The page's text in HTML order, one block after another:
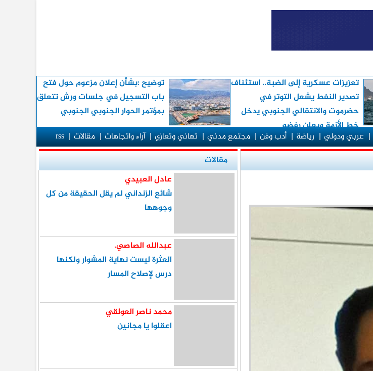
تعزيزات عسكرية إلى الضبة.. استئناف
تصدير النفط يشعل التوتر في
حضرموت والانتقالي الجنوبي يدخل
خط الأزمة ويعلن رفضه
توضيح :بشأن إعلان مزعوم حول فتح
باب التسجيل في جلسات ورش تتعلق
بمؤتمر الحوار الجنوبي الجنوبي
|عربي ودولي|رياضة|أدب وفن|مجتمع مدني|تهاني وتعازي|آراء واتجاهات|مقالات|
rss
مقالات
عادل العبيدي
شائع الزنداني لم يقل الحقيقة من كل
وجوهها
عبدالله الصاصي.
العثرة ليست نهاية المشوار ولكنها
درس لإصلاح المسار
محمد ناصر العولقي
اعقلوا يا مجانين